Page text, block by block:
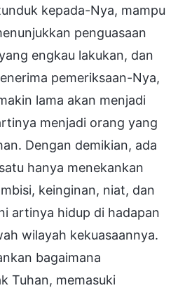
kepada-Nya, mampu
penguasaan
engkau lakukan, dan
pemeriksaan-Nya,
lama akan menjadi
menjadi orang yang
Dengan demikian, ada
hanya menekankan
keinginan, niat, dan
artinya hidup di hadapan
wilayah kekuasaannya.
bagaimana
Tuhan, memasuki